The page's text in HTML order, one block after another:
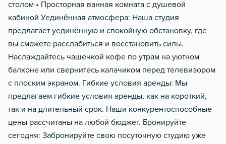
столом • Просторная ванная комната с душевой
кабиной Уединённая атмосфера: Наша студия
предлагает уединённую и спокойную обстановку, где
вы сможете расслабиться и восстановить силы.
Наслаждайтесь чашечкой кофе по утрам на уютном
балконе или свернитесь калачиком перед телевизором
с плоским экраном. Гибкие условия аренды: Мы
предлагаем гибкие условия аренды, как на короткий,
так и на длительный срок. Наши конкурентоспособные
цены рассчитаны на любой бюджет. Бронируйте
сегодня: Забронируйте свою посуточную студию уже